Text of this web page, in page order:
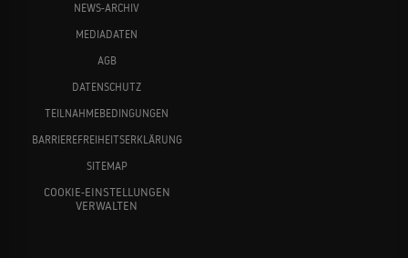
NEWS-ARCHIV
MEDIADATEN
AGB
DATENSCHUTZ
TEILNAHMEBEDINGUNGEN
BARRIEREFREIHEITSERKLÄRUNG
SITEMAP
COOKIE-EINSTELLUNGEN
VERWALTEN